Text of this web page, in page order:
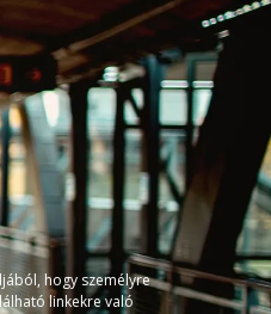
hogy személyre
linkekre való